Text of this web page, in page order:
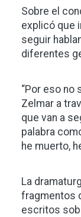
Sobre el
explicó que
seguir
diferentes
“Por eso no
Zelmar a
que van a
palabra
he muerto,
La
fragmentos
escritos